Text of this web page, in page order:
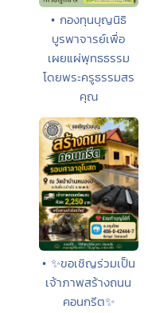
• กองทุนบุญนิธิ
บูรพาจารย์เพื่อ
เผยแผ่พุทธธรรม
โดยพระครูธรรมสร
คุณ
• ✨ขอเชิญร่วมเป็น
เจ้าภาพสร้างถนน
คอนกรีต✨